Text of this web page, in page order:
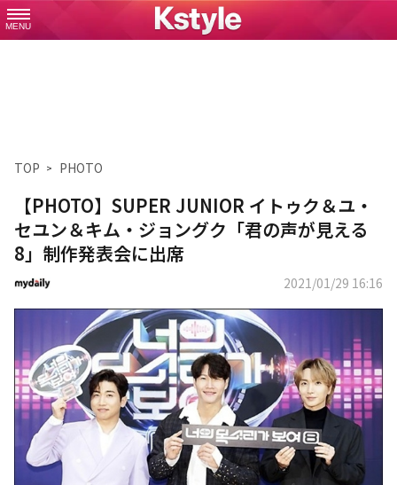
MENU
TOP PHOTO
【PHOTO】SUPER JUNIOR イトゥク＆ユ・
セユン＆キム・ジョングク「君の声が見える
8」制作発表会に出席
2021/01/29 16:16